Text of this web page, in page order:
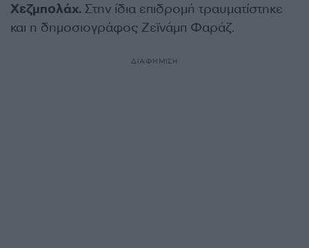
Χεζμπολάχ. Στην ίδια επιδρομή τραυματίστηκε
και η δημοσιογράφος Ζεϊνάμπ Φαράζ.
ΔΙΑΦΗΜΙΣΗ